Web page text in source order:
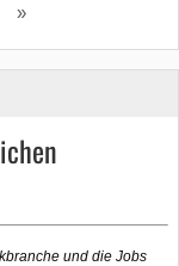
»
und die Jobs